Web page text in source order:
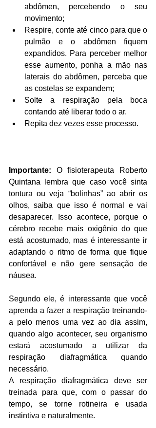
abdômen, percebendo o seu
movimento;
Respire, conte até cinco para que o
pulmão e o abdômen fiquem
expandidos. Para perceber melhor
esse aumento, ponha a mão nas
laterais do abdômen, perceba que
as costelas se expandem;
Solte a respiração pela boca
contando até liberar todo o ar.
Repita dez vezes esse processo.
Importante: O fisioterapeuta Roberto
Quintana lembra que caso você sinta
tontura ou veja “bolinhas” ao abrir os
olhos, saiba que isso é normal e vai
desaparecer. Isso acontece, porque o
cérebro recebe mais oxigênio do que
está acostumado, mas é interessante ir
adaptando o ritmo de forma que fique
confortável e não gere sensação de
náusea.
Segundo ele, é interessante que você
aprenda a fazer a respiração treinando-
a pelo menos uma vez ao dia assim,
quando algo acontecer, seu organismo
estará acostumado a utilizar da
respiração diafragmática quando
necessário.
A respiração diafragmática deve ser
treinada para que, com o passar do
tempo, se torne rotineira e usada
instintiva e naturalmente.